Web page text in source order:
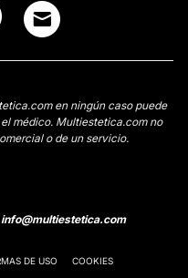
en ningún caso puede
médico. Multiestetica.com no
o de un servicio.
info@multiestetica.com
DE USO COOKIES